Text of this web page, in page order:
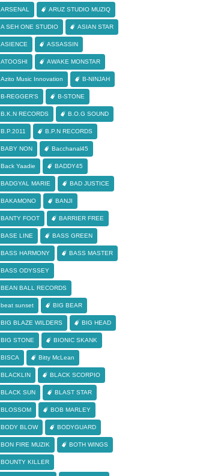
ARSENAL ARUZ STUDIO MUZIQ
A SEH ONE STUDIO ASIAN STAR
ASIENCE ASSASSIN
ATOOSHI AWAKE MONSTAR
Azito Music Innovation B-NINJAH
B-REGGER'S B-STONE
B.K.N RECORDS B.O.G SOUND
B.P.2011 B.P.N RECORDS
BABY NON Bacchanal45
Back Yaadie BADDY45
BADGYAL MARIE BAD JUSTICE
BAKAMONO BANJI
BANTY FOOT BARRIER FREE
BASE LINE BASS GREEN
BASS HARMONY BASS MASTER
BASS ODYSSEY
BEAN BALL RECORDS
beat sunset BIG BEAR
BIG BLAZE WILDERS BIG HEAD
BIG STONE BIONIC SKANK
BISCA Bitty McLean
BLACKLIN BLACK SCORPIO
BLACK SUN BLAST STAR
BLOSSOM BOB MARLEY
BODY BLOW BODYGUARD
BON FIRE MUZIK BOTH WINGS
BOUNTY KILLER